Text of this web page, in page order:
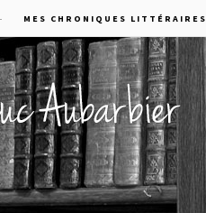
MES CHRONIQUES LITTÉRAIRES